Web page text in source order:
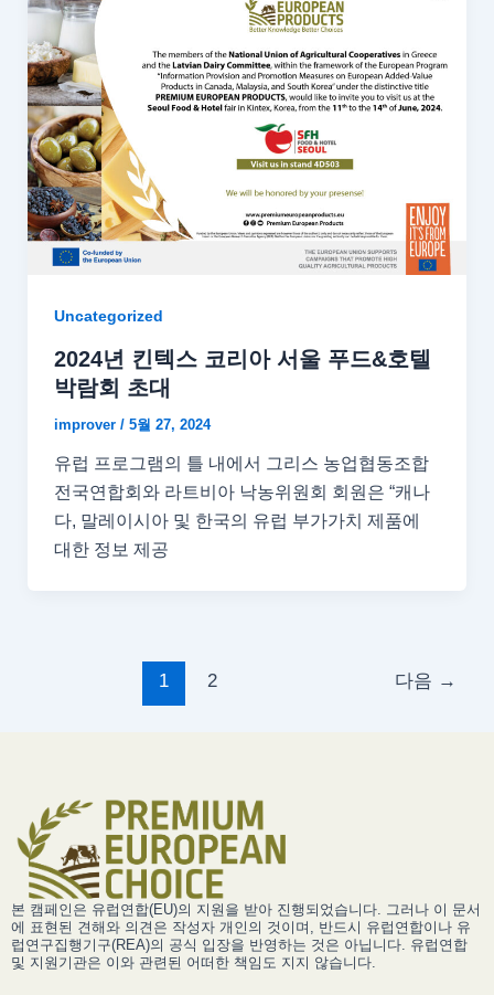
Uncategorized
2024년 킨텍스 코리아 서울 푸드&호텔
박람회 초대
improver / 5월 27, 2024
유럽 ​​프로그램의 틀 내에서 그리스 농업협동조합
전국연합회와 라트비아 낙농위원회 회원은 “캐나
다, 말레이시아 및 한국의 유럽 부가가치 제품에
대한 정보 제공
1 2 다음 →
본 캠페인은 유럽연합(EU)의 지원을 받아 진행되었습니다. 그러나 이 문서
에 표현된 견해와 의견은 작성자 개인의 것이며, 반드시 유럽연합이나 유
럽연구집행기구(REA)의 공식 입장을 반영하는 것은 아닙니다. 유럽연합
및 지원기관은 이와 관련된 어떠한 책임도 지지 않습니다.